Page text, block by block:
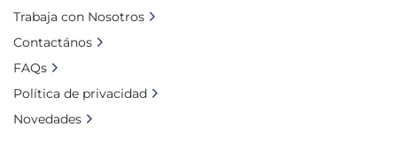
Trabaja con Nosotros
Contactános
FAQs
Política de privacidad
Novedades